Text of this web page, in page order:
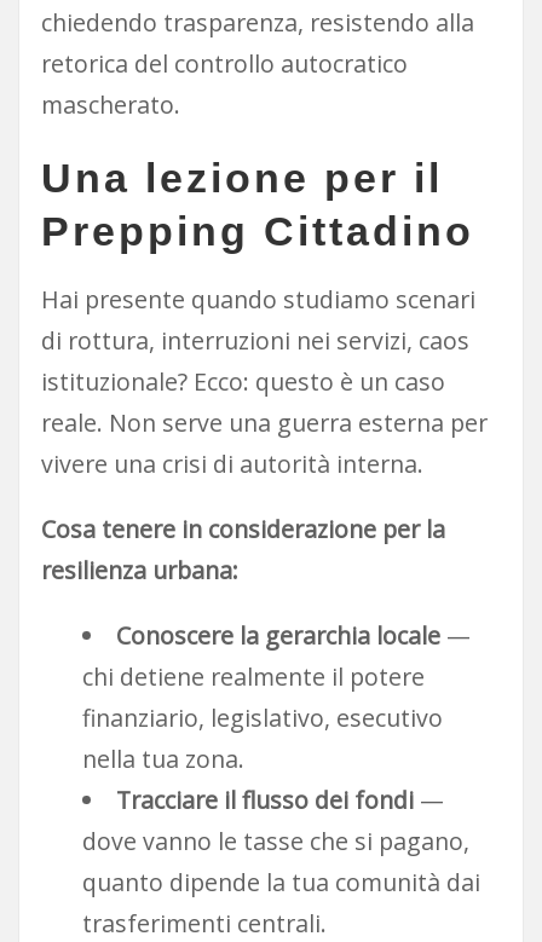
chiedendo trasparenza, resistendo alla
retorica del controllo autocratico
mascherato.
Una lezione per il
Prepping Cittadino
Hai presente quando studiamo scenari
di rottura, interruzioni nei servizi, caos
istituzionale? Ecco: questo è un caso
reale. Non serve una guerra esterna per
vivere una crisi di autorità interna.
Cosa tenere in considerazione per la
resilienza urbana:
Conoscere la gerarchia locale—
chi detiene realmente il potere
finanziario, legislativo, esecutivo
nella tua zona.
Tracciare il flusso dei fondi—
dove vanno le tasse che si pagano,
quanto dipende la tua comunità dai
trasferimenti centrali.